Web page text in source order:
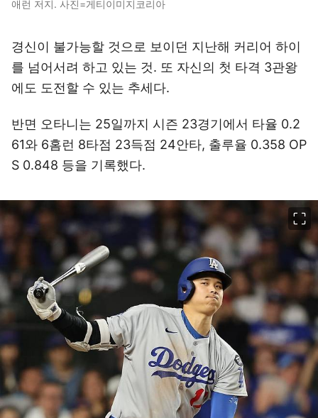
애런 저지. 사진=게티이미지코리아
경신이 불가능할 것으로 보이던 지난해 커리어 하이
를 넘어서려 하고 있는 것. 또 자신의 첫 타격 3관왕
에도 도전할 수 있는 추세다.
반면 오타니는 25일까지 시즌 23경기에서 타율 0.2
61와 6홈런 8타점 23득점 24안타, 출루율 0.358 OP
S 0.848 등을 기록했다.